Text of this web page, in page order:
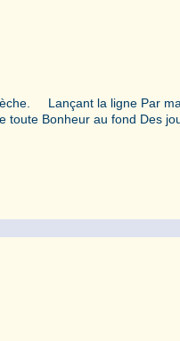
Lançant la ligne Par
toute Bonheur au fond Des